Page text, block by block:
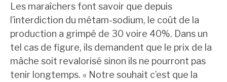
Les maraîchers font savoir que depuis
l’interdiction du métam-sodium, le coût de la
production a grimpé de 30 voire 40%. Dans un
tel cas de figure, ils demandent que le prix de la
mâche soit revalorisé sinon ils ne pourront pas
tenir longtemps. « Notre souhait c’est que la